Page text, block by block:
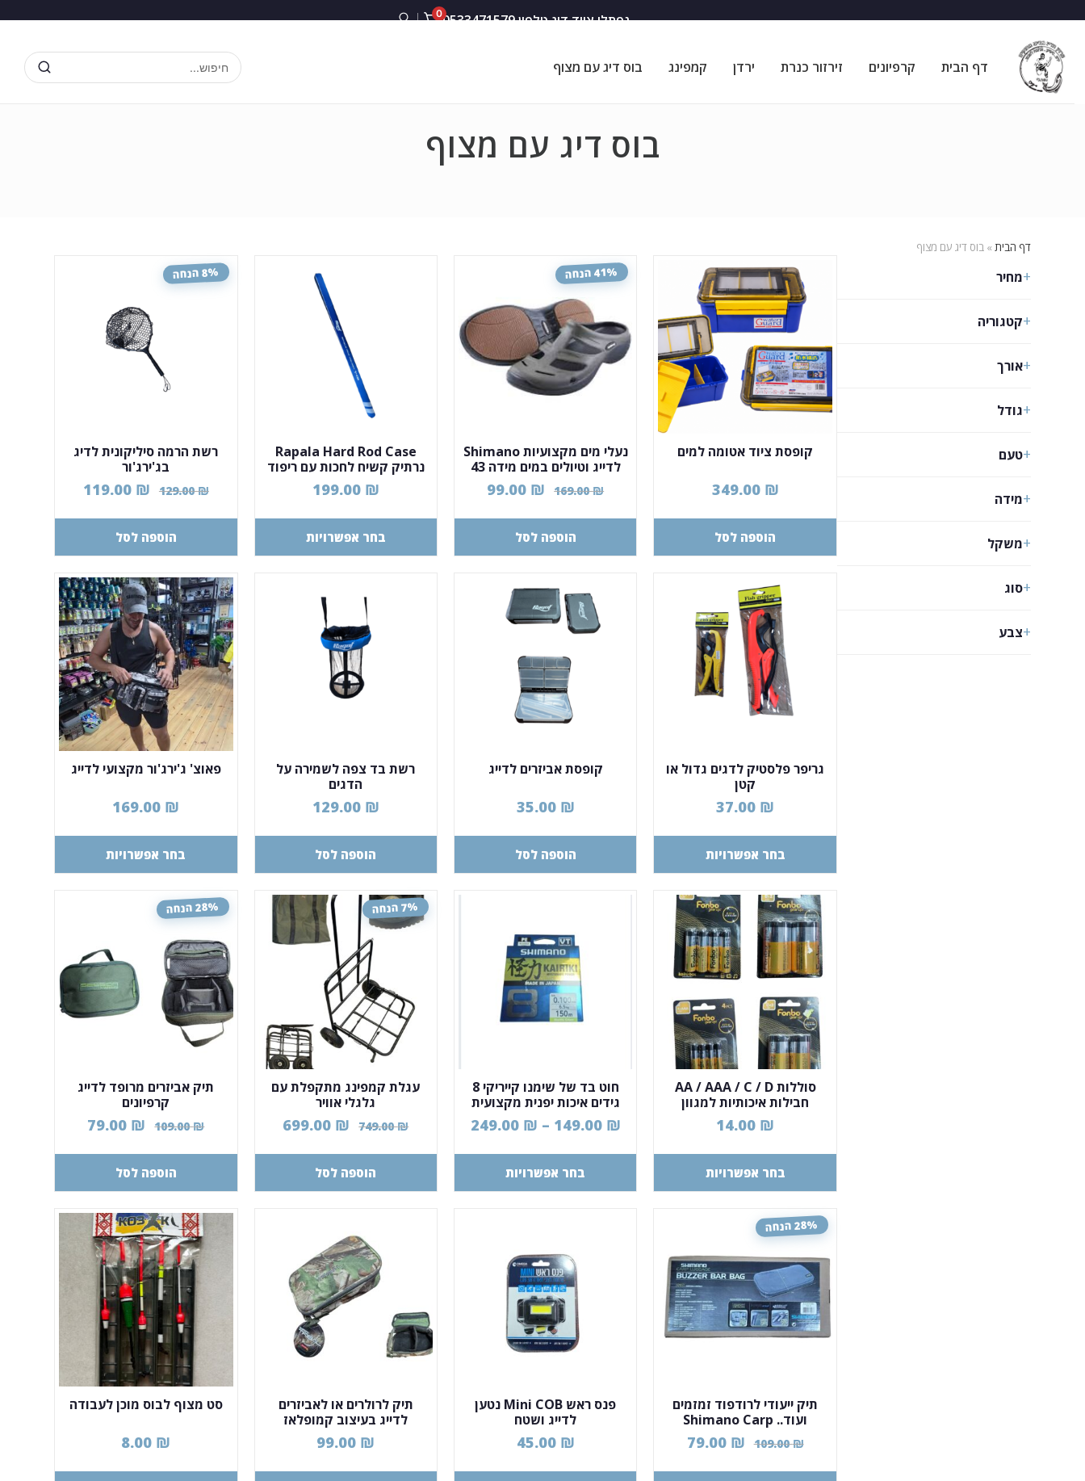
נפתלי ציוד דיג טלפון 0533471579 0
דף הבית קרפיונים זירזור כנרת ירדן קמפינג בוס דיג עם מצוף חיפוש...
בוס דיג עם מצוף
דף הבית » בוס דיג עם מצוף
מחיר
קטגוריה
אורך
גודל
טעם
מידה
משקל
סוג
צבע
קופסת ציוד אטומה למים
349.00 ₪
הוספה לסל
41% הנחה
נעלי מים מקצועיות Shimano
לדייג וטיולים במים מידה 43
169.00₪
99.00 ₪
הוספה לסל
Rapala Hard Rod Case
נרתיק קשיח לחכות עם ריפוד
פנימי
199.00 ₪
בחר אפשרויות
8% הנחה
רשת הרמה סיליקונית לדיג
בג'ירג'ור
129.00₪
119.00 ₪
הוספה לסל
גריפר פלסטיק לדגים גדול או
קטן
37.00 ₪
בחר אפשרויות
קופסת אביזרים לדייג
35.00 ₪
הוספה לסל
רשת בד צפה לשמירה על
הדגים
129.00 ₪
הוספה לסל
פאוצ' ג'ירג'ור מקצועי לדייג
169.00 ₪
בחר אפשרויות
סוללות AA / AAA / C / D
חבילות איכותיות למגוון
שימושים
14.00 ₪
בחר אפשרויות
חוט בד של שימנו קייריקי 8
גידים איכות יפנית מקצועית
149.00 ₪
–
249.00 ₪
בחר אפשרויות
7% הנחה
עגלת קמפינג מתקפלת עם
גלגלי אוויר
749.00₪
699.00 ₪
הוספה לסל
28% הנחה
תיק אביזרים מרופד לדייג
קרפיונים
109.00₪
79.00 ₪
הוספה לסל
28% הנחה
תיק ייעודי לרודפוד זמזמים
ועוד.. Shimano Carp
Luggage Buzzer Bar Bag
109.00₪
79.00 ₪
פנס ראש Mini COB נטען
לדייג ושטח
45.00 ₪
תיק לרולרים או לאביזרים
לדייג בעיצוב קמופלאז
99.00 ₪
סט מצוף לבוס מוכן לעבודה
8.00 ₪